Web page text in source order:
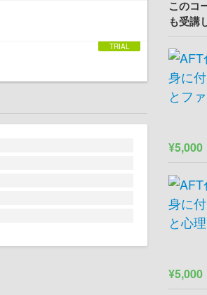
このコ
も受講
¥5,000
¥5,000